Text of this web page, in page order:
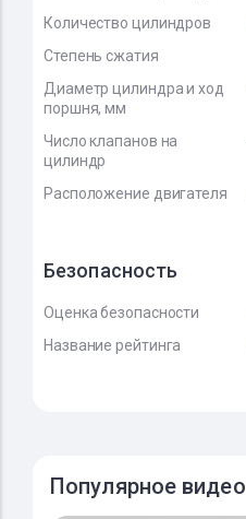
Количество цилиндров
Степень сжатия
Диаметр цилиндра и ход
поршня, мм
Число клапанов на
цилиндр
Расположение двигателя
Безопасность
Оценка безопасности
Название рейтинга
Популярное видео